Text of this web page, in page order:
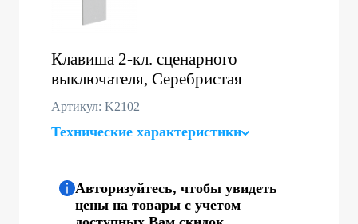
Клавиша 2-кл. сценарного
выключателя, Серебристая
Артикул: K2102
Технические характеристики
Авторизуйтесь, чтобы увидеть
цены на товары с учетом